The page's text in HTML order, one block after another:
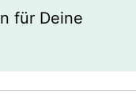
für Deine